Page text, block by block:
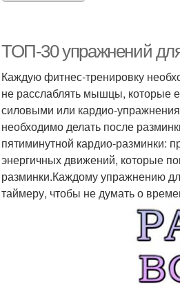
ТОП-30 упражнений для
Каждую фитнес-тренировку
не расслаблять мышцы, которые
силовыми или кардио-
необходимо делать после
пятиминутной кардио-разминки:
энергичных движений, которые
разминки.Каждому упражнению
таймеру, чтобы не думать о